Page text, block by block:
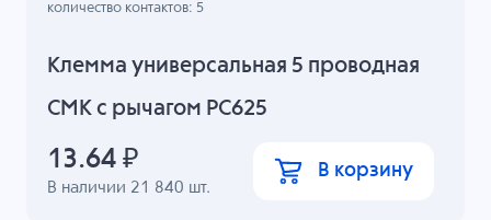
Клемма универсальная 5 проводная
СМК с рычагом PC625
В наличии 21 840 шт.
количество контактов: 5
13.64 ₽ В корзину